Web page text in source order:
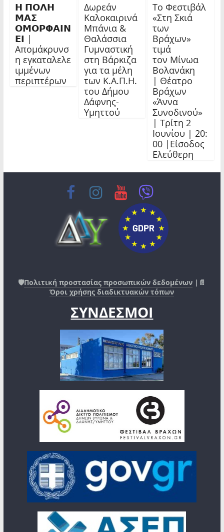
𝝜 𝝥𝝤𝝠𝝜
𝝡𝝖𝝨
𝝤𝝡𝝤𝝦𝝫𝝖𝝞𝝢
𝝚𝝞 |
Απομάκρυνσ
η εγκαταλελε
ιμμένων
περιπτέρων
Δωρεάν
Καλοκαιρινά
Μπάνια &
Θαλάσσια
Γυμναστική
στη Βάρκιζα
για τα μέλη
των Κ.Α.Π.Η.
του Δήμου
Δάφνης-
Υμηττού
Το Φεστιβάλ
«Στη Σκιά
των
Βράχων»
τιμά
τον Μίνωα
Βολανάκη
| Θέατρο
Βράχων
«Άννα
Συνοδινού»
| Τρίτη 2
Ιουνίου | 20:
00 |Είσοδος
Ελεύθερη
🛡️Πολιτική προστασίας προσωπικών δεδομένων |📄
Όροι χρήσης διαδικτυακών τόπων
ΣΥΝΔΕΣΜΟΙ